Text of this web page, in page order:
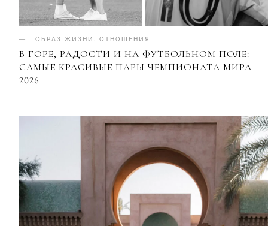
ОБРАЗ ЖИЗНИ ОТНОШЕНИЯ
В ГОРЕ, РАДОСТИ И НА ФУТБОЛЬНОМ ПОЛЕ:
САМЫЕ КРАСИВЫЕ ПАРЫ ЧЕМПИОНАТА МИРА
2026